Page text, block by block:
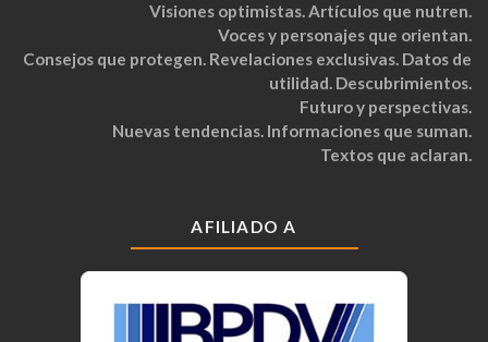
Visiones optimistas. Artículos que nutren.
Voces y personajes que orientan.
Consejos que protegen. Revelaciones exclusivas. Datos de
utilidad. Descubrimientos.
Futuro y perspectivas.
Nuevas tendencias. Informaciones que suman.
Textos que aclaran.
AFILIADO A